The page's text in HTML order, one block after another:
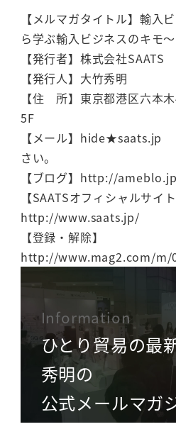
【メルマガタイトル】輸入
ら学ぶ輸入ビジネスのキモ～
【発行者】株式会社SAATS
【発行人】大竹秀明
【住 所】東京都港区六本
5F
【メール】
さい。
【ブログ】http://
【SAATSオフィシャルサイト
http://www.saats.jp/
【登録・解除】
http://www.mag2.com/m/
Information
ひとり貿易の最
秀明の
公式メールマガ